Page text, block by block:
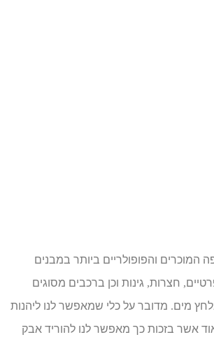
והפופולריים ביותר במבנים
, חצרות, גינות וכן ברכבים מסוגים
מים. מדובר על כלי שמאפשר לנו ליהנות
אשר בזכות כך מאפשר לנו להוריד אבק